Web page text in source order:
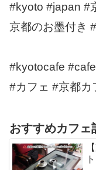
#kyoto #japan #
京都のお墨付き
#kyotocafe #cafe
#カフェ #京都カ
おすすめカフェ